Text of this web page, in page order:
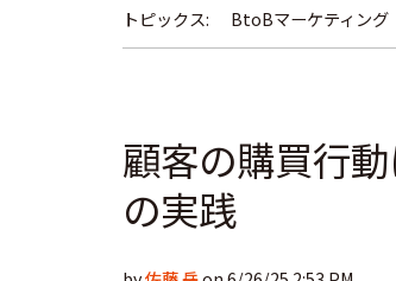
トピックス: BtoBマーケティング
顧客の購買行
の実践